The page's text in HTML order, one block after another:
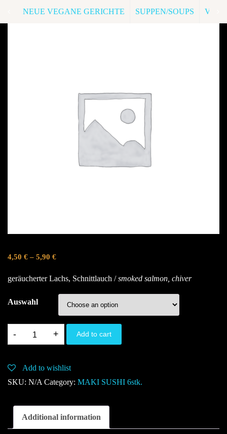
NEUE VEGANE GERICHTE SUPPEN/SOUPS
226. New York MakiD,K
4,50 €– 5,90 €
geräucherter Lachs, Schnittlauch /smoked salmon, chiver
Auswahl
New
Maki
D,K
Add to cart
Add to wishlist
SKU: N/A Category: MAKI SUSHI 6stk.
Additional information